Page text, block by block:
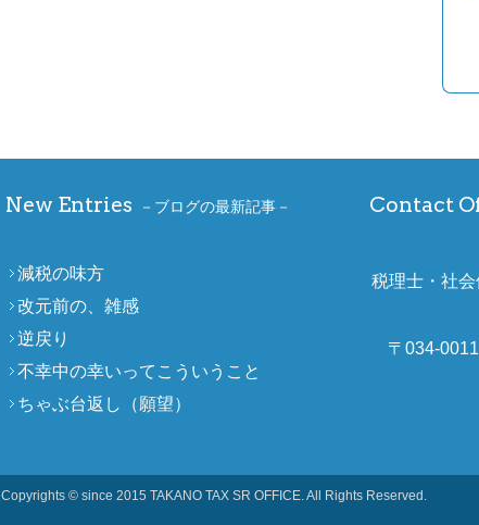
New Entries ブログの最新記事
減税の味方
改元前の、雑感
逆戻り
不幸中の幸いってこういうこと
ちゃぶ台返し（願望）
Contact
税理士・社
〒034-
Copyrights © since 2015 TAKANO TAX SR OFFICE. All Rights Reserved.